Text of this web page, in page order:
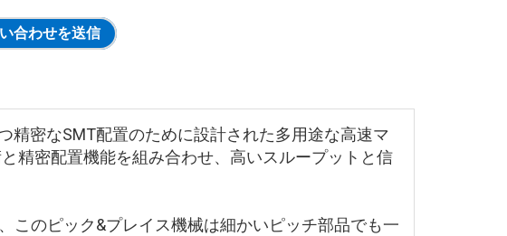
合わせを送信
精密なSMT配置のために設計された多用途な高速マ
精密配置機能を組み合わせ、高いスループットと信
このピック&プレイス機械は細かいピッチ部品でも一